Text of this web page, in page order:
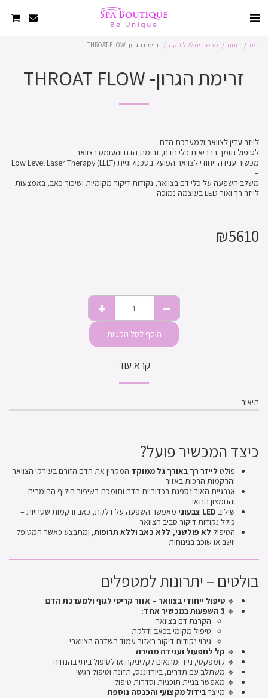
בית חנות מכשירים לקליניקה זרימת הגרון- THROAT FLOW
זרימת הגרון- THROAT FLOW
מכשיר ענידה ייחודי לצוואר הפועל בטכנולוגיית Low Level Laser Therapy (LLLT)
משלב השפעה על כלי דם בצוואר, נקודות דיקור מקומיות ושיכוך כאב, באמצעות
לייזר רך ואור LED בעוצמה נמוכה.
₪5610
הוסף לסל הקניות
קרא עוד
תיאור
כיצד המכשיר פועל?
פולט לייזר רך באורך גל ממוקד המקרין את הדם הזורם בעורקי הצוואר
והרקמות הרכות באזור
אנרגיית האור נספגת בכדוריות הדם ותומכת בשיפור חילוף החומרים
והחמצון התאי
שילוב LED צבעוני
מאפשר השפעה על דלקת, כאב ורקמות שטחיות –
כולל נקודות דיקור סביב הצוואר
הטיפול לא פולשני, ללא כאב וללא תרופות, ומתבצע כאשר המטופל
יושב או שוכב בנינוחות
בולטים – יתרונות למטפלים
🔹 טיפול ייחודי בצוואר – אזור קריטי לגוף ולמערכת הדם
🔹 3 השפעות במכשיר אחד
:
הקרנת דם בצוואר
טיפול מקומי בכאב ודלקת
גירוי נקודות דיקור באזור עמוד השדרה הצווארי
🔹 קל לתפעול וענידה מהירה
🔹 קומפקטי, נייד ומתאים לקליניקה או לטיפול ביתי בהנחיה
🔹 משתלב עם תדרים, ביורזוננס, תזונה וטיפול רגשי
🔹 מאפשר בניית תוכניות וסדרות טיפול
🔹 מייצר בידול מקצועי והכנסה נוספת